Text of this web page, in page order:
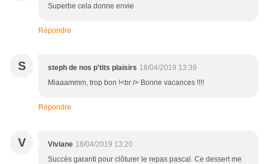
Superbe cela donne envie
Répondre
S steph de nos p'tits plaisirs 18/04/2019 13:39
Miaaammm, trop bon !<br /> Bonne vacances !!!!
Répondre
V Viviane 18/04/2019 13:20
Succès garanti pour clôturer le repas pascal. Ce dessert me